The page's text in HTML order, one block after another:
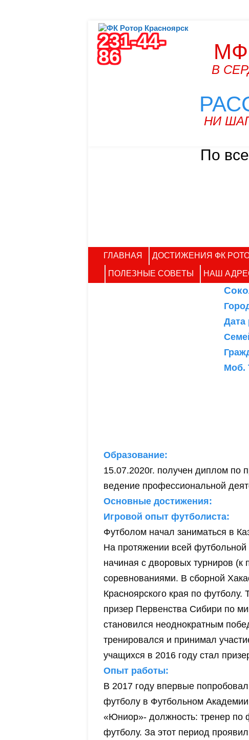
231-44-
86
В
НИ
По
ГЛАВНАЯ ДОСТИЖЕНИЯ ФК
ПОЛЕЗНЫЕ СОВЕТЫ НАШ
Дата
Моб.
Образование:
15.07.2020г. получен диплом по
ведение профессиональной
Основные достижения:
Игровой опыт футболиста:
Футболом начал заниматься в
На протяжении всей
начиная с дворовых турниров
соревнованиями. В сборной
Красноярского края по футболу.
призер Первенства Сибири по
становился неоднократным
тренировался и принимал
учащихся в 2016 году стал
Опыт работы:
В 2017 году впервые
футболу в Футбольном
«Юниор»- должность: тренер по
футболу. За этот период